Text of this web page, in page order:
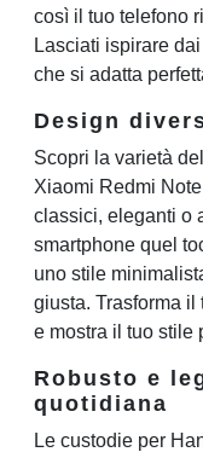
così il tuo telefono
Lasciati ispirare
che si adatta
Design
Scopri la varietà
Xiaomi Redmi
classici, eleganti o
smartphone quel
uno stile
giusta. Trasforma
e mostra il tuo stile
Robusto e
quotidiana
Le custodie per